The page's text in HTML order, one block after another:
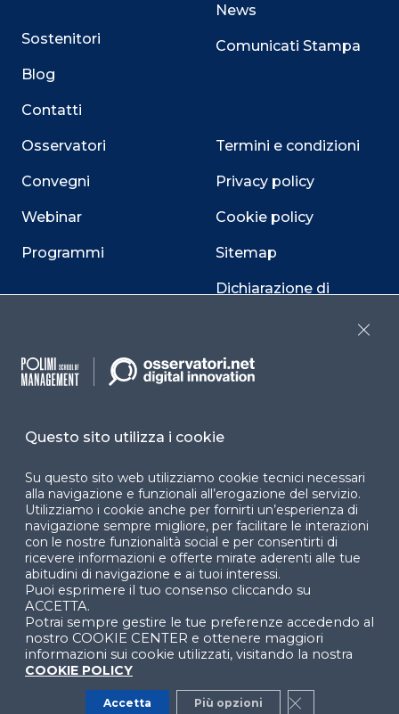
Sostenitori
Blog
Contatti
Osservatori
Convegni
Webinar
Programmi
News
Comunicati Stampa
Termini e condizioni
Privacy policy
Cookie policy
Sitemap
Dichiarazione di
Facebook LinkedIn
YouTube X
© 2024 Copyright © Politecnico di Milano Dipartimento
di Ingegneria Gestionale
Questo sito utilizza i cookie
Su questo sito web utilizziamo cookie tecnici necessari
alla navigazione e funzionali all’erogazione del servizio.
Utilizziamo i cookie anche per fornirti un’esperienza di
navigazione sempre migliore, per facilitare le interazioni
con le nostre funzionalità social e per consentirti di
ricevere informazioni e offerte mirate aderenti alle tue
abitudini di navigazione e ai tuoi interessi.
Puoi esprimere il tuo consenso cliccando su
ACCETTA.
Potrai sempre gestire le tue preferenze accedendo al
nostro COOKIE CENTER e ottenere maggiori
informazioni sui cookie utilizzati, visitando la nostra
COOKIE POLICY
Accetta Più opzioni Close GDPR